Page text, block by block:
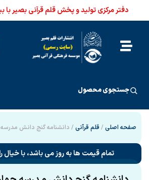
دفتر مرکزی تولید و پخش قلم قرآنی بصیر با بیش از 17
جستجوی محصول
صفحه اصلی / قلم قرآنی / دانشنامه گنج دانش مدرسه
تمام قیمت ها به روز می باشد، با خیال